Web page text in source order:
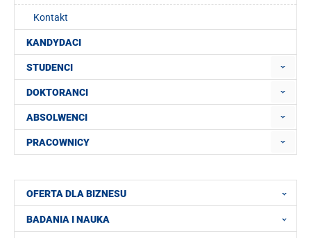
Kontakt
KANDYDACI
STUDENCI
DOKTORANCI
ABSOLWENCI
PRACOWNICY
OFERTA DLA BIZNESU
BADANIA I NAUKA